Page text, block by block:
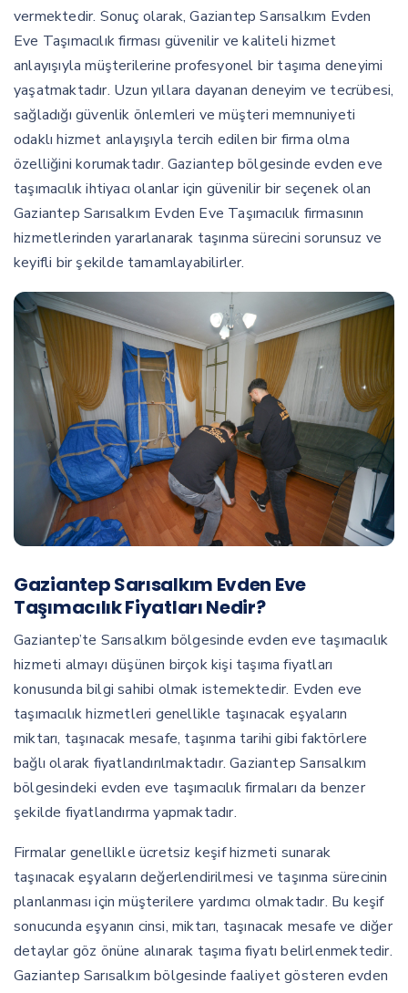
vermektedir. Sonuç olarak, Gaziantep Sarısalkım Evden
Eve Taşımacılık firması güvenilir ve kaliteli hizmet
anlayışıyla müşterilerine profesyonel bir taşıma deneyimi
yaşatmaktadır. Uzun yıllara dayanan deneyim ve tecrübesi,
sağladığı güvenlik önlemleri ve müşteri memnuniyeti
odaklı hizmet anlayışıyla tercih edilen bir firma olma
özelliğini korumaktadır. Gaziantep bölgesinde evden eve
taşımacılık ihtiyacı olanlar için güvenilir bir seçenek olan
Gaziantep Sarısalkım Evden Eve Taşımacılık firmasının
hizmetlerinden yararlanarak taşınma sürecini sorunsuz ve
keyifli bir şekilde tamamlayabilirler.
Gaziantep Sarısalkım Evden Eve
Taşımacılık Fiyatları Nedir?
Gaziantep’te Sarısalkım bölgesinde evden eve taşımacılık
hizmeti almayı düşünen birçok kişi taşıma fiyatları
konusunda bilgi sahibi olmak istemektedir. Evden eve
taşımacılık hizmetleri genellikle taşınacak eşyaların
miktarı, taşınacak mesafe, taşınma tarihi gibi faktörlere
bağlı olarak fiyatlandırılmaktadır. Gaziantep Sarısalkım
bölgesindeki evden eve taşımacılık firmaları da benzer
şekilde fiyatlandırma yapmaktadır.
Firmalar genellikle ücretsiz keşif hizmeti sunarak
taşınacak eşyaların değerlendirilmesi ve taşınma sürecinin
planlanması için müşterilere yardımcı olmaktadır. Bu keşif
sonucunda eşyanın cinsi, miktarı, taşınacak mesafe ve diğer
detaylar göz önüne alınarak taşıma fiyatı belirlenmektedir.
Gaziantep Sarısalkım bölgesinde faaliyet gösteren evden